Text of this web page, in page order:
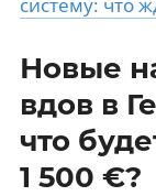
Новые
вдов в
что
1 500 €?